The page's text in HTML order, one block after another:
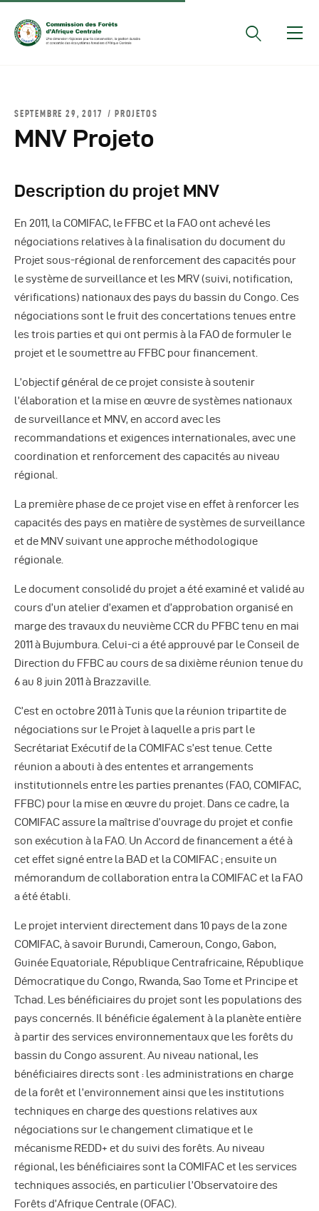
Conseils Des Ministres
Comptes Rendus De
Régionales
Publications
COMIFAC Newsletter
Réunions Réseaux
CEFDHAC
SEPTEMBRE 29, 2017 PROJETOS
MNV Projeto
Description du projet MNV
En 2011, la COMIFAC, le FFBC et la FAO ont achevé les
négociations relatives à la finalisation du document du
Projet sous-régional de renforcement des capacités pour
le système de surveillance et les MRV (suivi, notification,
vérifications) nationaux des pays du bassin du Congo. Ces
négociations sont le fruit des concertations tenues entre
les trois parties et qui ont permis à la FAO de formuler le
projet et le soumettre au FFBC pour financement.
L’objectif général de ce projet consiste à soutenir
l’élaboration et la mise en œuvre de systèmes nationaux
de surveillance et MNV, en accord avec les
recommandations et exigences internationales, avec une
coordination et renforcement des capacités au niveau
régional.
La première phase de ce projet vise en effet à renforcer les
capacités des pays en matière de systèmes de surveillance
et de MNV suivant une approche méthodologique
régionale.
Le document consolidé du projet a été examiné et validé au
cours d’un atelier d’examen et d’approbation organisé en
marge des travaux du neuvième CCR du PFBC tenu en mai
2011 à Bujumbura. Celui-ci a été approuvé par le Conseil de
Direction du FFBC au cours de sa dixième réunion tenue du
6 au 8 juin 2011 à Brazzaville.
C’est en octobre 2011 à Tunis que la réunion tripartite de
négociations sur le Projet à laquelle a pris part le
Secrétariat Exécutif de la COMIFAC s’est tenue. Cette
réunion a abouti à des ententes et arrangements
institutionnels entre les parties prenantes (FAO, COMIFAC,
FFBC) pour la mise en œuvre du projet. Dans ce cadre, la
COMIFAC assure la maîtrise d’ouvrage du projet et confie
son exécution à la FAO. Un Accord de financement a été à
cet effet signé entre la BAD et la COMIFAC ; ensuite un
mémorandum de collaboration entra la COMIFAC et la FAO
a été établi.
Le projet intervient directement dans 10 pays de la zone
COMIFAC, à savoir Burundi, Cameroun, Congo, Gabon,
Guinée Equatoriale, République Centrafricaine, République
Démocratique du Congo, Rwanda, Sao Tome et Principe et
Tchad. Les bénéficiaires du projet sont les populations des
pays concernés. Il bénéficie également à la planète entière
à partir des services environnementaux que les forêts du
bassin du Congo assurent. Au niveau national, les
bénéficiaires directs sont : les administrations en charge
de la forêt et l’environnement ainsi que les institutions
techniques en charge des questions relatives aux
négociations sur le changement climatique et le
mécanisme REDD+ et du suivi des forêts. Au niveau
régional, les bénéficiaires sont la COMIFAC et les services
techniques associés, en particulier l’Observatoire des
Forêts d’Afrique Centrale (OFAC).